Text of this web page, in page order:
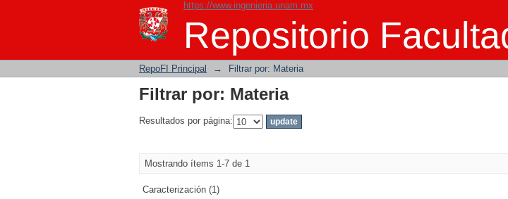
https://www.ingenieria.unam.mx
Repositorio
Filtrar por: Materia
RepoFI Principal → Filtrar por: Materia
Filtrar por: Materia
Resultados por página:
Mostrando ítems 1-7 de 1
Caracterización (1)